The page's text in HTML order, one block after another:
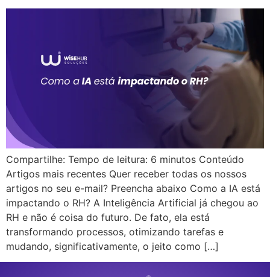
Compartilhe: Tempo de leitura: 6 minutos Conteúdo
Artigos mais recentes Quer receber todas os nossos
artigos no seu e-mail? Preencha abaixo Como a IA está
impactando o RH? A Inteligência Artificial já chegou ao
RH e não é coisa do futuro. De fato, ela está
transformando processos, otimizando tarefas e
mudando, significativamente, o jeito como […]